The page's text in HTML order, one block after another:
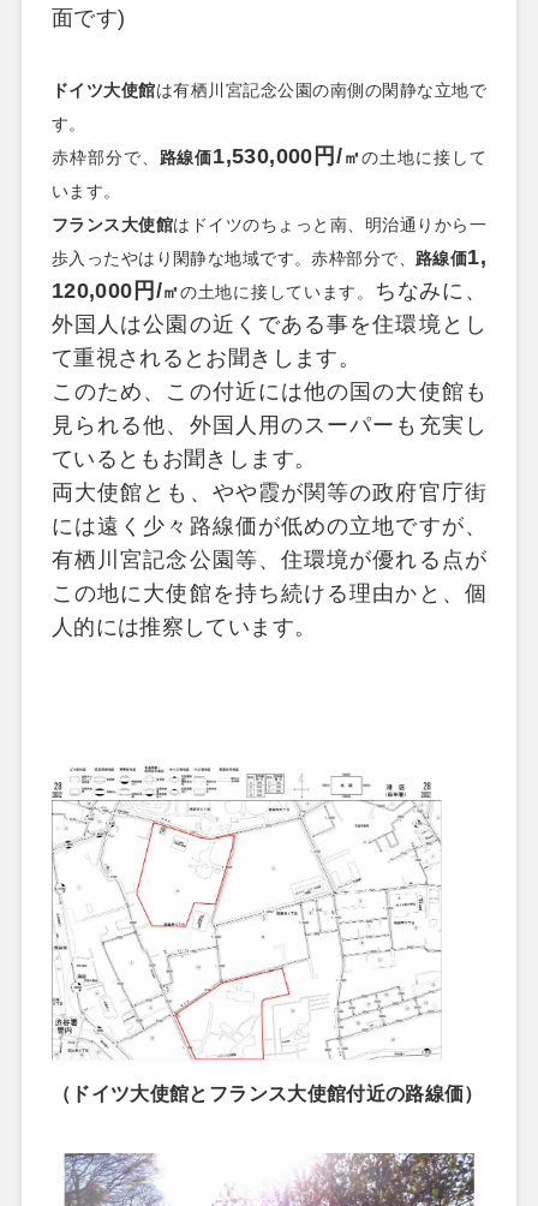
面です)
ドイツ大使館は有栖川宮記念公園の南側の閑静な立地で
す。
赤枠部分で、 路線価1,530,000 円/㎡の土地に接して
います。
フランス大使館はドイツのちょっと南、明治通りから一
歩入ったやはり閑静な地域です。赤枠部分で、 路線価1,
120,000 円 /㎡の土地に接しています。 ちなみに、
外国人は公園の近くである事を住環境とし
て重視されるとお聞きします。
このため、この付近には他の国の大使館も
見られる他、外国人用のスーパーも充実し
ているともお聞きします。
両大使館とも、やや霞が関等の政府官庁街
には遠く少々路線価が低めの立地ですが、
有栖川宮記念公園等、住環境が優れる点が
この地に大使館を持ち続ける理由かと、個
人的には推察しています。
（ドイツ大使館とフランス大使館付近の路線価）